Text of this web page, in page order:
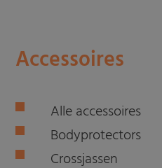
Accessoires
Alle accessoires
Bodyprotectors
Crossjassen